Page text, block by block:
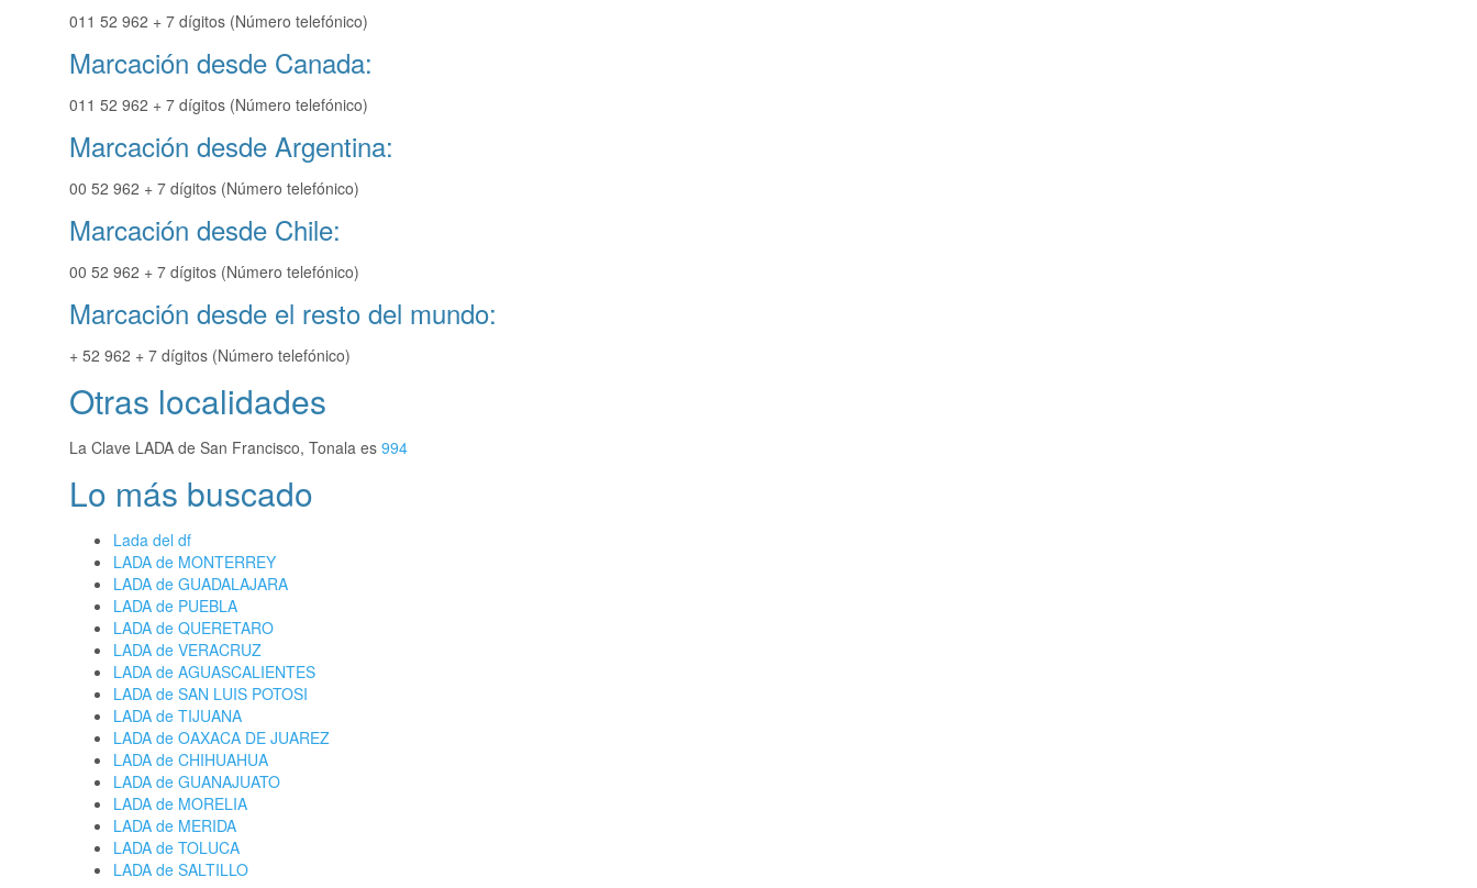
011 52 962 + 7 dígitos (Número telefónico)
Marcación desde Canada:
011 52 962 + 7 dígitos (Número telefónico)
Marcación desde Argentina:
00 52 962 + 7 dígitos (Número telefónico)
Marcación desde Chile:
00 52 962 + 7 dígitos (Número telefónico)
Marcación desde el resto del mundo:
+ 52 962 + 7 dígitos (Número telefónico)
Otras localidades
La Clave LADA de San Francisco, Tonala es 994
Lo más buscado
Lada del df
LADA de MONTERREY
LADA de GUADALAJARA
LADA de PUEBLA
LADA de QUERETARO
LADA de VERACRUZ
LADA de AGUASCALIENTES
LADA de SAN LUIS POTOSI
LADA de TIJUANA
LADA de OAXACA DE JUAREZ
LADA de CHIHUAHUA
LADA de GUANAJUATO
LADA de MORELIA
LADA de MERIDA
LADA de TOLUCA
LADA de SALTILLO